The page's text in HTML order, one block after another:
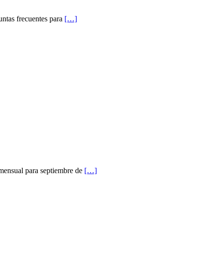
frecuentes para […]
para septiembre de […]